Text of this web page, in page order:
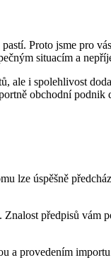
Proto jsme pro
situacím a
ale i spolehlivost
obchodní podnik
lze úspěšně
předpisů vám
provedením